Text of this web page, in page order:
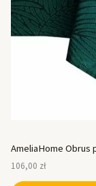
AmeliaHome Obrus
106,00 zł